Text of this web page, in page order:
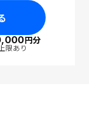
円分
限あり